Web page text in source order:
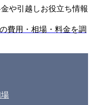
や引越しお役立ち情報